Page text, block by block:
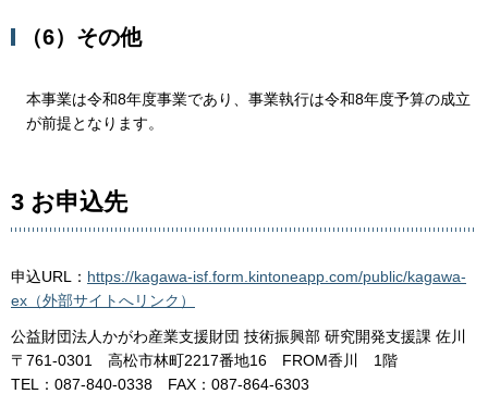
（6）その他
本事業は令和8年度事業であり、事業執行は令和8年度予算の成立
が前提となります。
3 お申込先
申込URL： https://kagawa-isf.form.kintoneapp.com/public/kagawa-
ex（外部サイトへリンク）
公益財団法人かがわ産業支援財団 技術振興部 研究開発支援課 佐川
〒761-0301 高松市林町2217番地16 FROM香川 1階
TEL：087-840-0338 FAX：087-864-6303